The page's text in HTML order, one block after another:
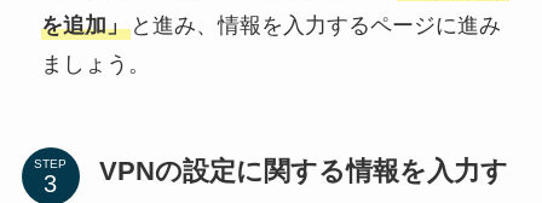
を追加」と進み、情報を入力するページに進み
ましょう。
STEP
VPNの設定に関する情報を入力す